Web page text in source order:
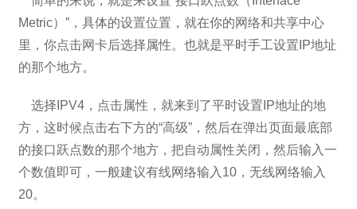
Metric）”，具体的设置位置，就在你的网络和共享中心
里，你点击网卡后选择属性。也就是平时手工设置IP地址
的那个地方。
选择IPV4，点击属性，就来到了平时设置IP地址的地
方，这时候点击右下方的“高级”，然后在弹出页面最底部
的接口跃点数的那个地方，把自动属性关闭，然后输入一
个数值即可，一般建议有线网络输入10，无线网络输入
20。